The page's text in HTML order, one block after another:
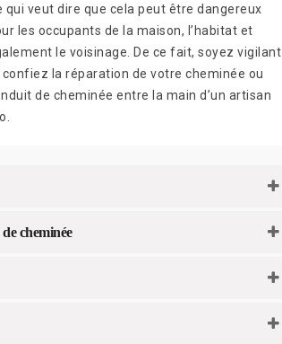
qui veut dire que cela peut être dangereux
les occupants de la maison, l’habitat et
le voisinage. De ce fait, soyez vigilant
la réparation de votre cheminée ou
de cheminée entre la main d’un artisan
cheminée